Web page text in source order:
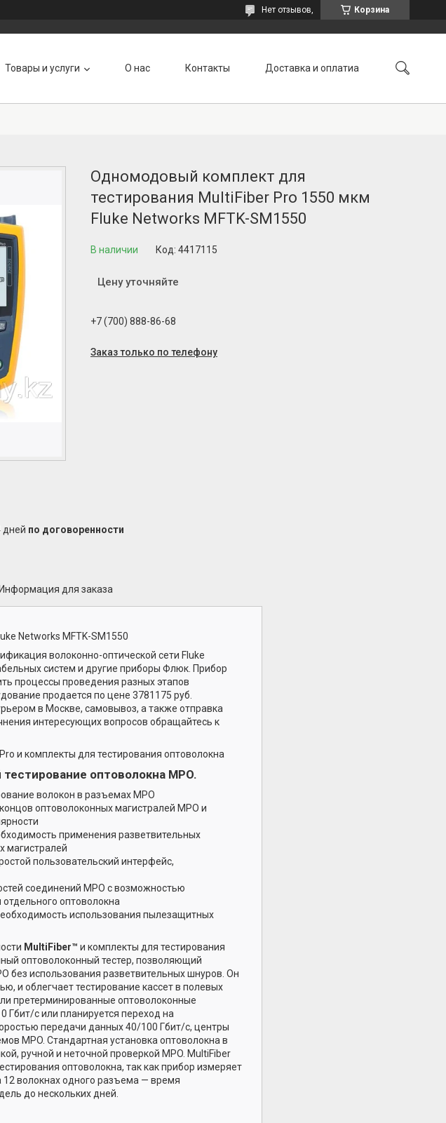
Корзина
Нет отзывов,
Товары и услуги О нас Контакты Доставка и оплатиа
Одномодовый комплект для
тестирования MultiFiber Pro 1550 мкм
Fluke Networks MFTK-SM1550
В наличии Код: 4417115
Цену уточняйте
+7 (700) 888-86-68
Заказ только по телефону
дней по договоренности
Информация для заказа
Networks MFTK-SM1550
волоконно-оптической сети Fluke
систем и другие приборы Флюк. Прибор
процессы проведения разных этапов
продается по цене 3781175 руб.
в Москве, самовывоз, а также отправка
интересующих вопросов обращайтесь к
и комплекты для тестирования оптоволокна
оптоволокна MPO.
волокон в разъемах MPO
оптоволоконных магистралей MPO и
применения разветвительных
магистралей
пользовательский интерфейс,
соединений MPO с возможностью
оптоволокна
использования пылезащитных
MultiFiber™ и комплекты для тестирования
оптоволоконный тестер, позволяющий
без использования разветвительных шнуров. Он
и облегчает тестирование кассет в полевых
претерминированные оптоволоконные
Гбит/с или планируется переход на
передачи данных 40/100 Гбит/с, центры
MPO. Стандартная установка оптоволокна в
ручной и неточной проверкой MPO. MultiFiber
оптоволокна, так как прибор измеряет
волокнах одного разъема — время
до нескольких дней.